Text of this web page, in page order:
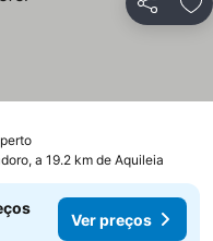
Partilhar
a 19.2 km de Aquileia
Ver preços